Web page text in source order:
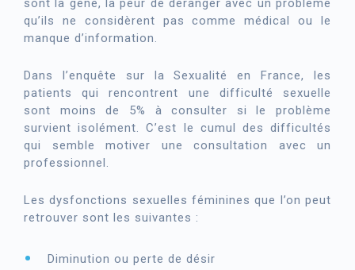
sont la gêne, la peur de déranger avec un problème
qu’ils ne considèrent pas comme médical ou le
manque d’information.
Dans l’enquête sur la Sexualité en France, les
patients qui rencontrent une difficulté sexuelle
sont moins de 5% à consulter si le problème
survient isolément. C’est le cumul des difficultés
qui semble motiver une consultation avec un
professionnel.
Les dysfonctions sexuelles féminines que l’on peut
retrouver sont les suivantes :
Diminution ou perte de désir